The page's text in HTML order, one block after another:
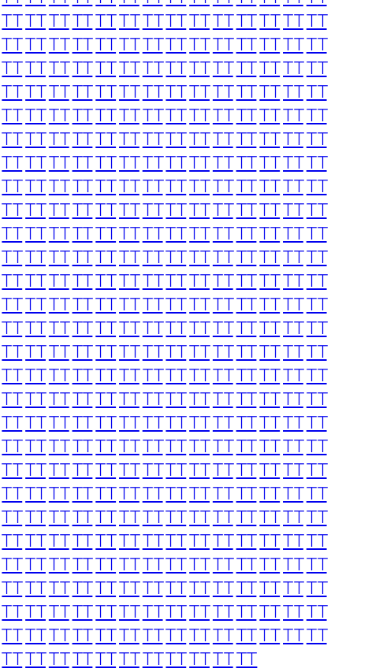
TTTTTTTTTTTTTTTTTTTTTTTTTTTT
TTTTTTTTTTTTTTTTTTTTTTTTTTTT
TTTTTTTTTTTTTTTTTTTTTTTTTTTT
TTTTTTTTTTTTTTTTTTTTTTTTTTTT
TTTTTTTTTTTTTTTTTTTTTTTTTTTT
TTTTTTTTTTTTTTTTTTTTTTTTTTTT
TTTTTTTTTTTTTTTTTTTTTTTTTTTT
TTTTTTTTTTTTTTTTTTTTTTTTTTTT
TTTTTTTTTTTTTTTTTTTTTTTTTTTT
TTTTTTTTTTTTTTTTTTTTTTTTTTTT
TTTTTTTTTTTTTTTTTTTTTTTTTTTT
TTTTTTTTTTTTTTTTTTTTTTTTTTTT
TTTTTTTTTTTTTTTTTTTTTTTTTTTT
TTTTTTTTTTTTTTTTTTTTTTTTTTTT
TTTTTTTTTTTTTTTTTTTTTTTTTTTT
TTTTTTTTTTTTTTTTTTTTTTTTTTTT
TTTTTTTTTTTTTTTTTTTTTTTTTTTT
TTTTTTTTTTTTTTTTTTTTTTTTTTTT
TTTTTTTTTTTTTTTTTTTTTTTTTTTT
TTTTTTTTTTTTTTTTTTTTTTTTTTTT
TTTTTTTTTTTTTTTTTTTTTTTTTTTT
TTTTTTTTTTTTTTTTTTTTTTTTTTTT
TTTTTTTTTTTTTTTTTTTTTTTTTTTT
TTTTTTTTTTTTTTTTTTTTTTTTTTTT
TTTTTTTTTTTTTTTTTTTTTTTTTTTT
TTTTTTTTTTTTTTTTTTTTTTTTTTTT
TTTTTTTTTTTTTTTTTTTTTTTTTTTT
TTTTTTTTTTTTTTTTTTTTTT